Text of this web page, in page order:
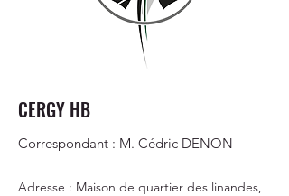
CERGY HB
Correspondant : M. Cédric DENON
Adresse : Maison de quartier des linandes,